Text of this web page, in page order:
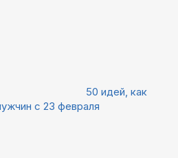
50 идей, как
с 23 февраля